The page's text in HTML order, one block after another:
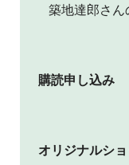
築地達郎さん
購読申し込み
オリジナルシ